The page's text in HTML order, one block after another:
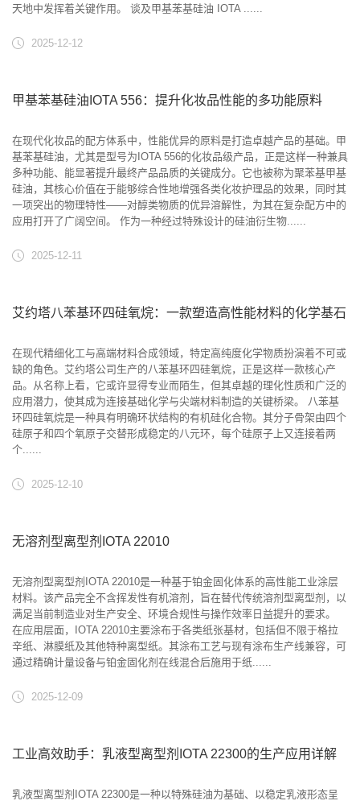
天地中发挥着关键作用。 谈及甲基苯基硅油 IOTA ......
2025-12-12
甲基苯基硅油IOTA 556：提升化妆品性能的多功能原料
在现代化妆品的配方体系中，性能优异的原料是打造卓越产品的基础。甲
基苯基硅油，尤其是型号为IOTA 556的化妆品级产品，正是这样一种兼具
多种功能、能显著提升最终产品品质的关键成分。它也被称为聚苯基甲基
硅油，其核心价值在于能够综合性地增强各类化妆护理品的效果，同时其
一项突出的物理特性——对醇类物质的优异溶解性，为其在复杂配方中的
应用打开了广阔空间。 作为一种经过特殊设计的硅油衍生物......
2025-12-11
艾约塔八苯基环四硅氧烷：一款塑造高性能材料的化学基石
在现代精细化工与高端材料合成领域，特定高纯度化学物质扮演着不可或
缺的角色。艾约塔公司生产的八苯基环四硅氧烷，正是这样一款核心产
品。从名称上看，它或许显得专业而陌生，但其卓越的理化性质和广泛的
应用潜力，使其成为连接基础化学与尖端材料制造的关键桥梁。 八苯基
环四硅氧烷是一种具有明确环状结构的有机硅化合物。其分子骨架由四个
硅原子和四个氧原子交替形成稳定的八元环，每个硅原子上又连接着两
个......
2025-12-10
无溶剂型离型剂IOTA 22010
无溶剂型离型剂IOTA 22010是一种基于铂金固化体系的高性能工业涂层
材料。该产品完全不含挥发性有机溶剂，旨在替代传统溶剂型离型剂，以
满足当前制造业对生产安全、环境合规性与操作效率日益提升的要求。
在应用层面，IOTA 22010主要涂布于各类纸张基材，包括但不限于格拉
辛纸、淋膜纸及其他特种离型纸。其涂布工艺与现有涂布生产线兼容，可
通过精确计量设备与铂金固化剂在线混合后施用于纸......
2025-12-09
工业高效助手：乳液型离型剂IOTA 22300的生产应用详解
乳液型离型剂IOTA 22300是一种以特殊硅油为基础、以稳定乳液形态呈